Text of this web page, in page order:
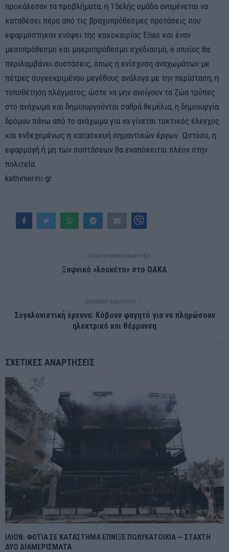
προκάλεσαν τα προβλήματα, η 15ελής ομάδα αναμένεται να
καταθέσει πέρα από τις βραχυπρόθεσμες προτάσεις που
εφαρμόστηκαν ενόψει της κακοκαιρίας Elias και έναν
μεσοπρόθεσμο και μακροπρόθεσμο σχεδιασμό, ο οποίος θα
περιλαμβάνει συστάσεις, όπως η ενίσχυση αναχωμάτων με
πέτρες συγκεκριμένου μεγέθους ανάλογα με την περίσταση, η
τοποθέτηση πλέγματος, ώστε να μην ανοίγουν τα ζώα τρύπες
στο ανάχωμα και δημιουργούνται σαθρά θεμέλια, η δημιουργία
δρόμου πάνω από το ανάχωμα για να γίνεται τακτικός έλεγχος
και ενδεχομένως η κατασκευή σημαντικών έργων. Ωστόσο, η
εφαρμογή ή μη των συστάσεων θα εναπόκειται πλέον στην
πολιτεία.
kathimerini.gr
ΠΡΟΗΓΟΎΜΕΝΗ ΑΝΆΡΤΗΣΗ
Ξαφνικό «λουκέτο» στο ΟΑΚΑ
ΕΠΌΜΕΝΗ ΑΝΆΡΤΗΣΗ
Συγκλονιστική έρευνα: Κόβουν φαγητό για να πληρώσουν
ηλεκτρικό και θέρμανση
ΣΧΕΤΙΚΈΣ ΑΝΑΡΤΉΣΕΙΣ
ΙΛΙΟΝ: ΦΩΤΙΑ ΣΕ ΚΑΤΑΣΤΗΜΑ ΕΠΝΙΞΕ ΠΟΛΥΚΑΤΟΙΚΙΑ — ΣΤΑΧΤΗ
ΔΥΟ ΔΙΑΜΕΡΙΣΜΑΤΑ